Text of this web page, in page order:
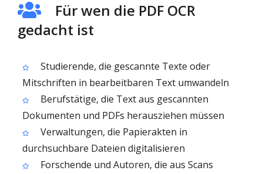
Für wen die PDF OCR
gedacht ist
Studierende, die gescannte Texte oder
Mitschriften in bearbeitbaren Text umwandeln
Berufstätige, die Text aus gescannten
Dokumenten und PDFs herausziehen müssen
Verwaltungen, die Papierakten in
durchsuchbare Dateien digitalisieren
Forschende und Autoren, die aus Scans